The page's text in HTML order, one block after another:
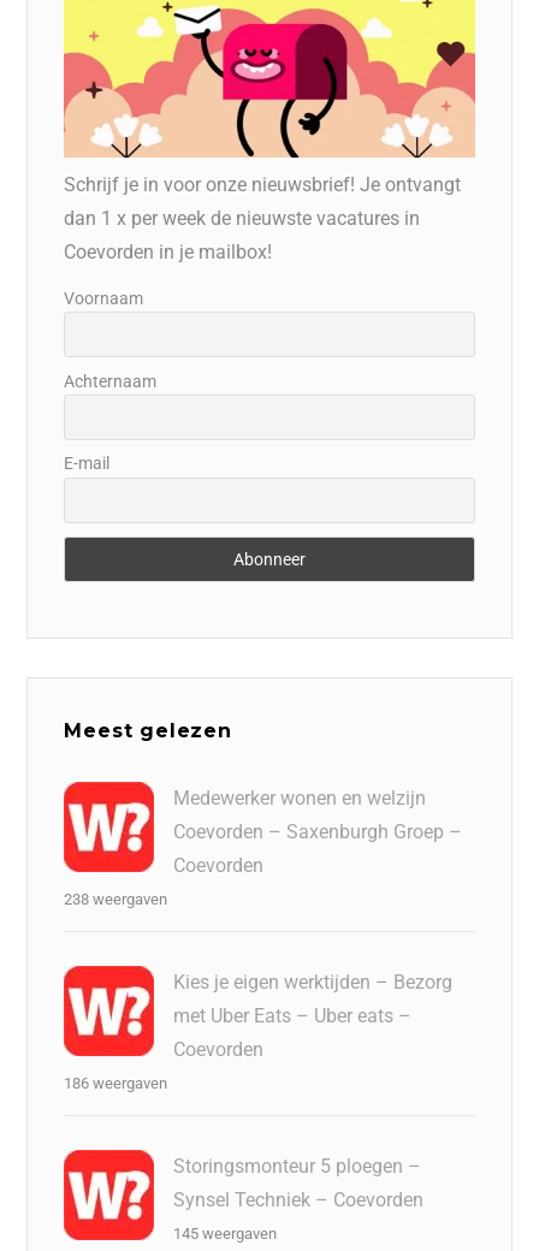
Schrijf je in voor onze nieuwsbrief! Je ontvangt
dan 1 x per week de nieuwste vacatures in
Coevorden in je mailbox!
Voornaam
Achternaam
E-mail
Meest gelezen
Medewerker wonen en welzijn
Coevorden – Saxenburgh Groep –
Coevorden
238 weergaven
Kies je eigen werktijden – Bezorg
met Uber Eats – Uber eats –
Coevorden
186 weergaven
Storingsmonteur 5 ploegen –
Synsel Techniek – Coevorden
145 weergaven